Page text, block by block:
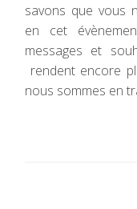
savons que vous
en cet
messages et
rendent encore
nous sommes en